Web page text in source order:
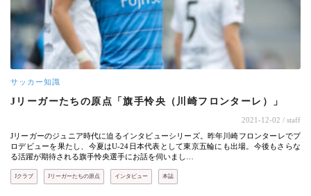
サッカー知識
Jリーガーたちの原点「旗手怜央（川崎フロンターレ）」
2021-12-02 / staff
Jリーガーのジュニア時代に迫るインタビューシリーズ。昨年川崎フロンターレでプ
ロデビューを果たし、今夏はU-24日本代表として東京五輪にも出場。今後もさらな
る活躍が期待される旗手怜央選手にお話を伺いまし…
Jクラブ Jリーガーたちの原点 インタビュー 本誌